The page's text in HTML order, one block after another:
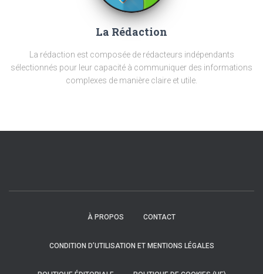
La Rédaction
La rédaction est composée de rédacteurs indépendants
sélectionnés pour leur capacité à communiquer des informations
complexes de manière claire et utile.
À PROPOS CONTACT
CONDITION D’UTILISATION ET MENTIONS LÉGALES